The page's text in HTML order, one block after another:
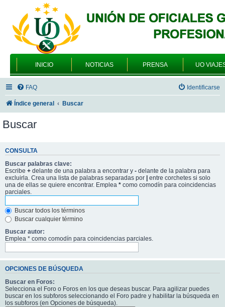
INICIO NOTICIAS PRENSA UO
FAQ Identificarse
Índice general Buscar
Buscar
CONSULTA
Buscar palabras clave:
Escribe + delante de una palabra a encontrar y - delante de la palabra para
excluirla. Crea una lista de palabras separadas por | entre corchetes si solo
una de ellas se quiere encontrar. Emplea * como comodín para coincidencias
parciales.
Buscar todos los términos
Buscar cualquier término
Buscar autor:
Emplea * como comodín para coincidencias parciales.
OPCIONES DE BÚSQUEDA
Buscar en Foros:
Selecciona el Foro o Foros en los que deseas buscar. Para agilizar puedes
buscar en los subforos seleccionando el Foro padre y habilitar la búsqueda en
los subforos (en Opciones de búsqueda).